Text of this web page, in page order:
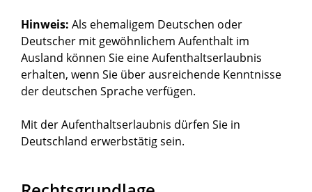
Hinweis: Als ehemaligem Deutschen oder
Deutscher mit gewöhnlichem Aufenthalt im
Ausland können Sie eine Aufenthaltserlaubnis
erhalten, wenn Sie über ausreichende Kenntnisse
der deutschen Sprache verfügen.
Mit der Aufenthaltserlaubnis dürfen Sie in
Deutschland erwerbstätig sein.